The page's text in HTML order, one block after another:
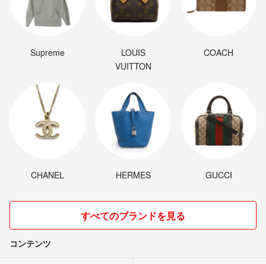
Supreme
LOUIS
VUITTON
COACH
CHANEL HERMES GUCCI
すべてのブランドを見る
コンテンツ